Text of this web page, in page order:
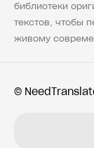
библиотеки
текстов, чтобы
живому
©